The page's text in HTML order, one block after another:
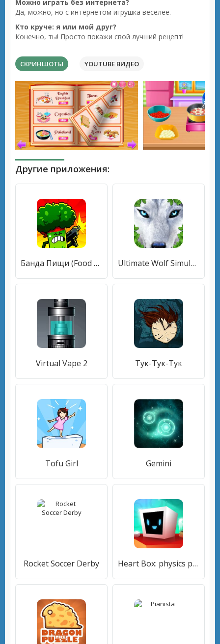
Можно играть без интернета?
Да, можно, но с интернетом игрушка веселее.
Кто круче: я или мой друг?
Конечно, ты! Просто покажи свой лучший рецепт!
СКРИНШОТЫ YOUTUBE ВИДЕО
Другие приложения:
Банда Пищи (Food Gang) Ultimate Wolf Simulator
Virtual Vape 2 Тук-Тук-Тук
Tofu Girl Gemini
Rocket Soccer Derby Heart Box: physics puzzle game